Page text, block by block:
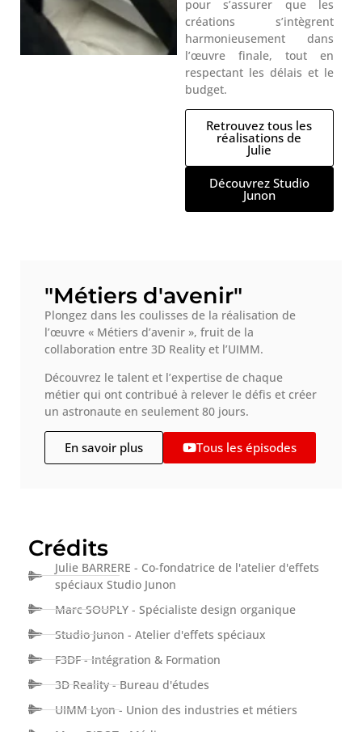
pour s’assurer que les
créations s’intègrent
harmonieusement dans
l’œuvre finale, tout en
respectant les délais et le
budget.
Retrouvez tous les
réalisations de
Julie
Découvrez Studio
Junon
"Métiers d'avenir"
Plongez dans les coulisses de la réalisation de
l’œuvre « Métiers d’avenir », fruit de la
collaboration entre 3D Reality et l’UIMM.
Découvrez le talent et l’expertise de chaque
métier qui ont contribué à relever le défis et créer
un astronaute en seulement 80 jours.
En savoir plus Tous les épisodes
Crédits
Julie BARRERE - Co-fondatrice de l'atelier d'effets
spéciaux Studio Junon
Marc SOUPLY - Spécialiste design organique
Studio Junon - Atelier d'effets spéciaux
F3DF - Intégration & Formation
3D Reality - Bureau d'études
UIMM Lyon - Union des industries et métiers